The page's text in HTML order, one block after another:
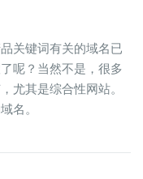
关键词有关的域名已
呢？当然不是，很多
尤其是综合性网站。
名。